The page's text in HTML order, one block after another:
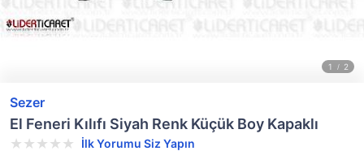
Sezer
El Feneri Kılıfı Siyah Renk Küçük Boy Kapaklı
İlk Yorumu Siz Yapın